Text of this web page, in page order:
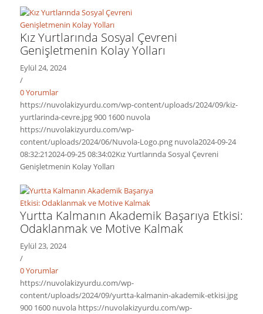
Kız Yurtlarında Sosyal Çevreni
Genişletmenin Kolay Yolları
Eylül 24, 2024
/
0 Yorumlar
https://nuvolakizyurdu.com/wp-content/uploads/2024/09/kiz-
yurtlarinda-cevre.jpg900 1600 nuvola
https://nuvolakizyurdu.com/wp-
content/uploads/2024/06/Nuvola-Logo.png nuvola2024-09-24
08:32:212024-09-25 08:34:02Kız Yurtlarında Sosyal Çevreni
Genişletmenin Kolay Yolları
Yurtta Kalmanın Akademik Başarıya Etkisi:
Odaklanmak ve Motive Kalmak
Eylül 23, 2024
/
0 Yorumlar
https://nuvolakizyurdu.com/wp-
content/uploads/2024/09/yurtta-kalmanin-akademik-etkisi.jpg
900 1600 nuvola https://nuvolakizyurdu.com/wp-